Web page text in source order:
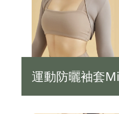
運動防曬袖套